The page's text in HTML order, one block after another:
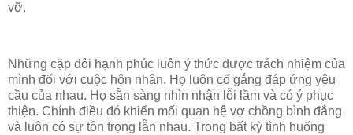
vỡ.
Những cặp đôi hạnh phúc luôn ý thức được trách nhiệm của
mình đối với cuộc hôn nhân. Họ luôn cố gắng đáp ứng yêu
cầu của nhau. Họ sẵn sàng nhìn nhận lỗi lầm và có ý phục
thiện. Chính điều đó khiến mối quan hệ vợ chồng bình đẳng
và luôn có sự tôn trọng lẫn nhau. Trong bất kỳ tình huống